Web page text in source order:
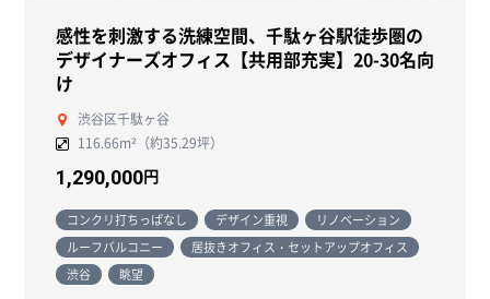
感性を刺激する洗練空間、千駄ヶ谷駅徒歩圏の
デザイナーズオフィス【共用部充実】20-30名向
け
渋谷区千駄ヶ谷
116.66m²（約35.29坪）
1,290,000円
コンクリ打ちっぱなし デザイン重視
リノベーション
ルーフバルコニー
居抜きオフィス・セットアップオフィス
渋谷
眺望